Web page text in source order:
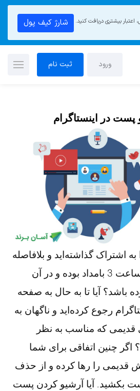
اعتبار بیشتری دریافت کنید. شارژ کیف پول
ورود ثبت نام
در اینستاگرام
به اشتراک گذاشته‌اید و بلافاصله
پشیمان شوید چون ساعت 3 بامداد بوده و در آن
باشد؟ آیا تا به حال به صفحه
رجوع کرده‌اید و ناگهان به
قدیمی که مناسب به نظر
اگر چنین اتفاقی برای شما
قدیمی را رها کرده و از حذف
بکشید. آیا آرشیو کردن پست